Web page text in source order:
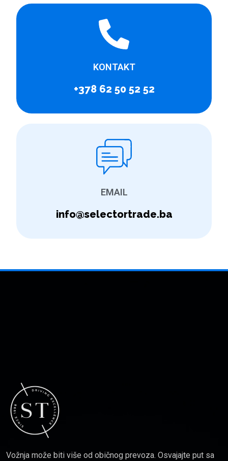
KONTAKT
+378 62 50 52 52
EMAIL
info@selectortrade.ba
Vožnja može biti više od običnog prevoza. Osvajajte put sa